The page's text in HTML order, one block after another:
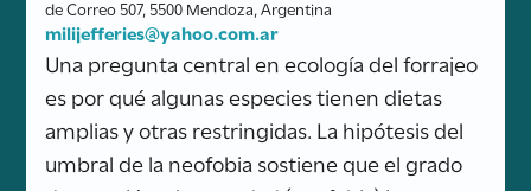
de Correo 507, 5500 Mendoza, Argentina
milijefferies@yahoo.com.ar
Una pregunta central en ecología del forrajeo
es por qué algunas especies tienen dietas
amplias y otras restringidas. La hipótesis del
umbral de la neofobia sostiene que el grado